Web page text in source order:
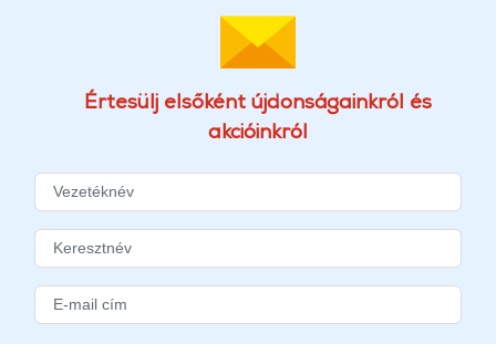
Értesülj elsőként újdonságainkról és
akcióinkról